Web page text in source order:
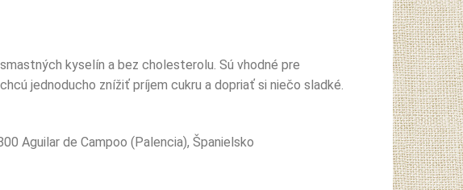
kyselín a bez cholesterolu. Sú vhodné pre
jednoducho znížiť príjem cukru a dopriať si niečo sladké.
Aguilar de Campoo (Palencia), Španielsko